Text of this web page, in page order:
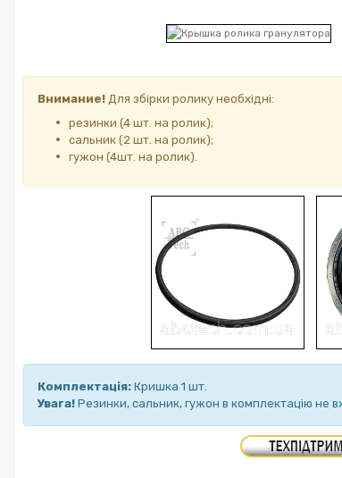
Внимание! Для збірки ролику необхідні:
резинки (4 шт. на ролик);
сальник (2 шт. на ролик);
гужон (4шт. на ролик).
Комплектація: Кришка 1 шт.
Увага! Резинки, сальник, гужон в комплектацію не